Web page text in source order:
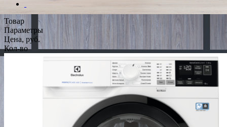
Товар
Параметры
Цена, руб.
Кол-во